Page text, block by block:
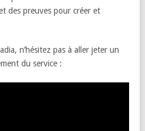
des preuves pour créer et
n’hésitez pas à aller jeter un
du service :